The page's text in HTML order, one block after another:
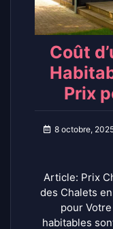
Coût
Prix
8 octobre,
Article: Prix
des Chalets
pour
habitables